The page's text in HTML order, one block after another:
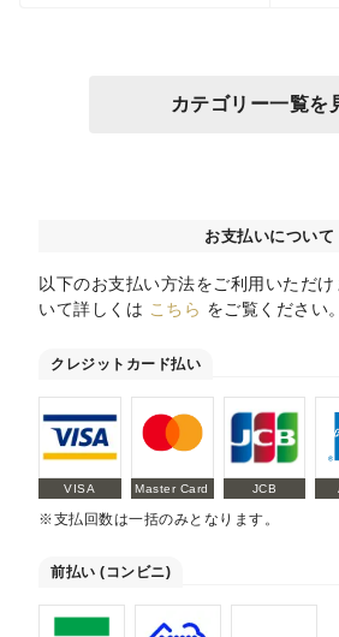
カテゴリー一覧を
お支払いについて
以下のお支払い方法をご利用いただ
いて詳しくは こちら をご覧ください。
クレジットカード払い
VISA Master Card JCB
※支払回数は一括のみとなります。
前払い (コンビニ)